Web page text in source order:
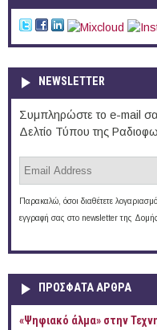
NEWSLETTER
Συμπληρώστε το e-mail
Δελτίο Τύπου της
Παρακαλώ, όσοι διαθέτετε
εγγραφή σας στο newsletter της
ΠΡOΣΦΑΤΑ AΡΘΡΑ
«Ψηφιακό άλμα» στην